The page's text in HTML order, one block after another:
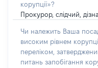
корупції»?
Прокурор, слідчий,
Чи належить Ваша
високим рівнем
переліком,
питань запобігання